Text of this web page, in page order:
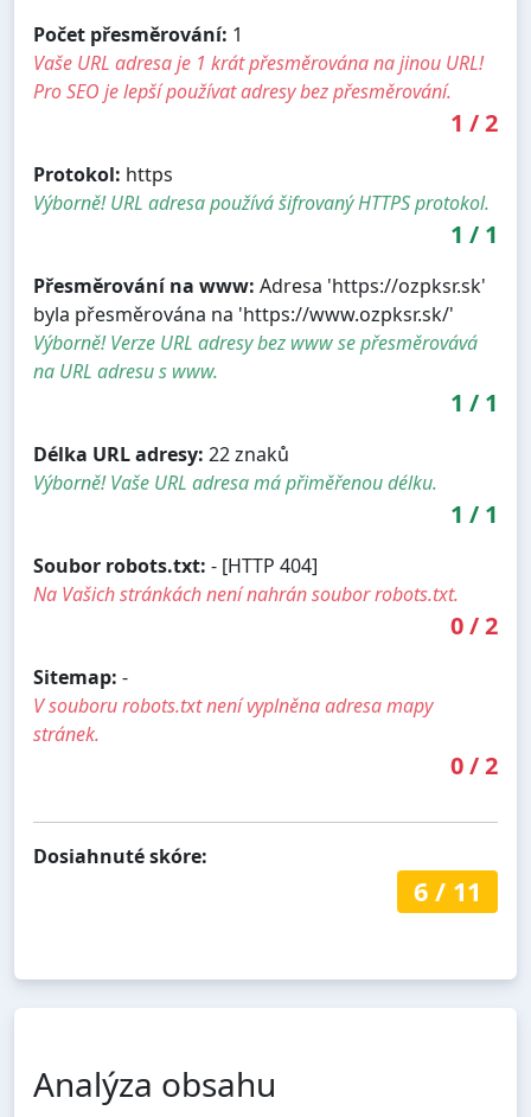
Počet přesměrování: 1
Vaše URL adresa je 1 krát přesměrována na jinou URL!
Pro SEO je lepší používat adresy bez přesměrování.
1 /2
Protokol: https
Výborně! URL adresa používá šifrovaný HTTPS protokol.
1 / 1
Přesměrování na www: Adresa 'https://ozpksr.sk'
byla přesměrována na 'https://www.ozpksr.sk/'
Výborně! Verze URL adresy bez www se přesměrovává
na URL adresu s www.
1 / 1
Délka URL adresy: 22 znaků
Výborně! Vaše URL adresa má přiměřenou délku.
1 / 1
Soubor robots.txt: - [HTTP 404]
Na Vašich stránkách není nahrán soubor robots.txt.
0/2
Sitemap: -
V souboru robots.txt není vyplněna adresa mapy
stránek.
0/2
Dosiahnuté skóre:
6/ 11
Analýza obsahu